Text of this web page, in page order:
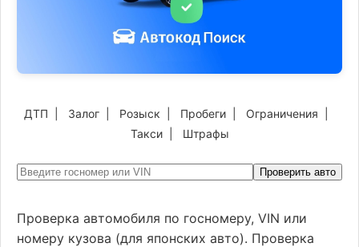
ДТП Залог Розыск Пробеги Ограничения
Такси| Штрафы
Проверить авто
Проверка автомобиля по госномеру, VIN или
номеру кузова (для японских авто). Проверка